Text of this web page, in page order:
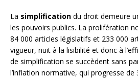
La simplification du droit demeure
les pouvoirs publics. La prolifération
84 000 articles législatifs et 233 000
vigueur, nuit à la lisibilité et donc à
de simplification se succèdent sans
l’inflation normative, qui progresse de